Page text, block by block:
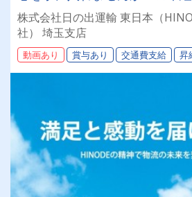
万5000円～32万円 ★年間休日
株式会社日の出運輸 東日本（
社） 埼玉支店
動画あり 賞与あり 交通費支給 昇